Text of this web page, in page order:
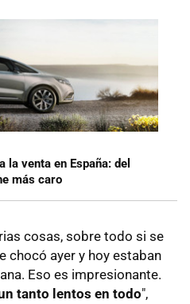
la venta en España: del
más caro
cosas, sobre todo si se
chocó ayer y hoy estaban
Eso es impresionante.
tanto lentos en todo",